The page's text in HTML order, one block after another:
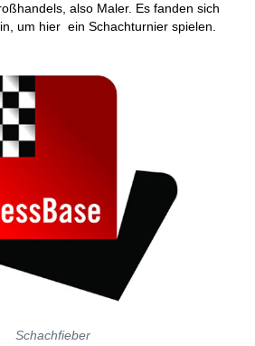
also Maler. Es fanden sich
um hier ein Schachturnier spielen.
Schachfieber